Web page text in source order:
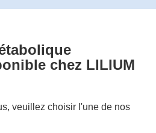
chez LILIUM
veuillez choisir l'une de nos